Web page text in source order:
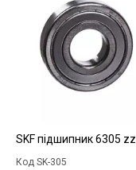
SKF підшипник 6305 zz
Код SK-305